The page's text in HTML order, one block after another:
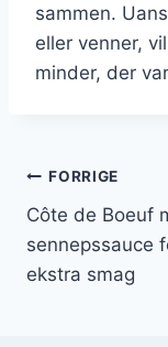
sammen.
eller venner,
minder, der
FORRIGE
Côte de Boeuf
sennepssauce
ekstra smag